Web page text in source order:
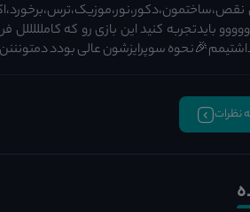
بایدتجربه کنید این بازی رو که
سوپرایزشون عالی بودد
نظرات